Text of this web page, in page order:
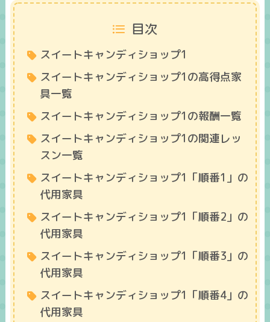
目次
スイートキャンディショップ1
スイートキャンディショップ1の高得点家
具一覧
スイートキャンディショップ1の報酬一覧
スイートキャンディショップ1の関連レッ
スン一覧
スイートキャンディショップ1「順番1」の
代用家具
スイートキャンディショップ1「順番2」の
代用家具
スイートキャンディショップ1「順番3」の
代用家具
スイートキャンディショップ1「順番4」の
代用家具